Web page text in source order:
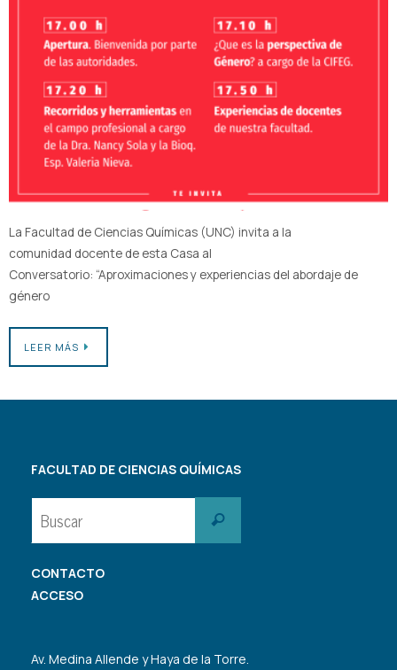
La Facultad de Ciencias Químicas (UNC) invita a la
comunidad docente de esta Casa al
Conversatorio: “Aproximaciones y experiencias del abordaje de
género
LEER MÁS
FACULTAD DE CIENCIAS QUÍMICAS
Buscar
CONTACTO
ACCESO
Av. Medina Allende y Haya de la Torre.